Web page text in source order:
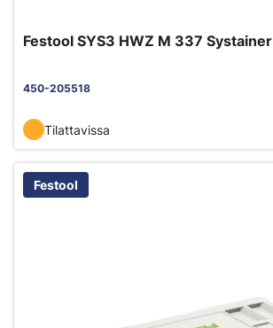
Festool SYS3 HWZ M 337 Systainer
450-205518
Tilattavissa
Festool